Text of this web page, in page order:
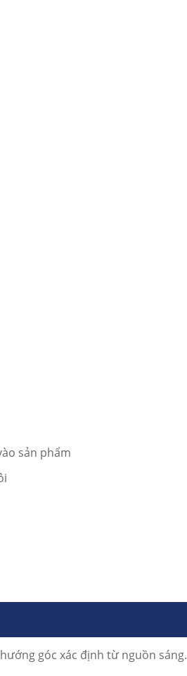
sản phẩm
góc xác định từ nguồn sáng.